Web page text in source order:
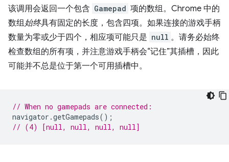
该调用会返回一个包含 Gamepad 项的数组。Chrome 中的
数组 始终具有固定的长度，包含四项。如果连接的游戏手柄
数量为零或少于四个，相应项可能只是 null 。请务必始终
检查数组的所有项，并注意游戏手柄会“记住”其插槽，因此
可能并不总是位于第一个可用插槽中。
// When no gamepads are connected:
navigator .getGamepads();
// (4) [null, null, null, null]